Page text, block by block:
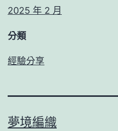
2025 年 2 月
分類
經驗分享
夢境編織